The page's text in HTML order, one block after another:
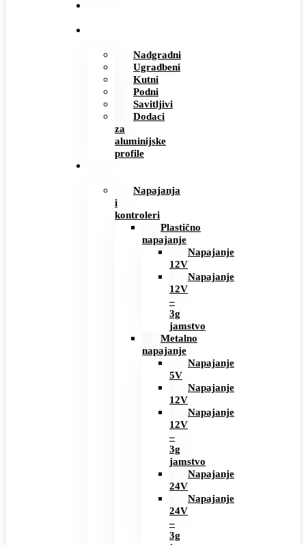
Nadgradni
Ugradbeni
Kutni
Podni
Savitljivi
Dodaci
za
aluminijske
profile
Napajanja
i
kontroleri
Plastično
napajanje
Napajanje
12V
Napajanje
12V
–
3g
jamstvo
Metalno
napajanje
Napajanje
5V
Napajanje
12V
Napajanje
12V
–
3g
jamstvo
Napajanje
24V
Napajanje
24V
–
3g